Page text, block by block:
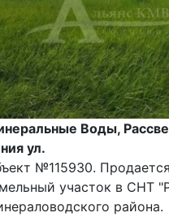
Воды,
ул.
№115930. Продается
участок в СНТ
района.